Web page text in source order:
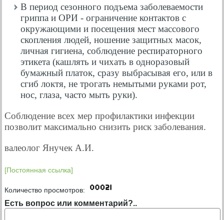
В период сезонного подъема заболеваемости
гриппа и ОРИ - ограничение контактов с
окружающими и посещения мест массового
скопления людей, ношение защитных масок,
личная гигиена, соблюдение респираторного
этикета (кашлять и чихать в одноразовый
бумажный платок, сразу выбрасывая его, или в
сгиб локтя, не трогать немытыми руками рот,
нос, глаза, часто мыть руки).
Соблюдение всех мер профилактики инфекции
позволит максимально снизить риск заболевания.
валеолог Янучек А.И.
[Постоянная ссылка]
Количество просмотров:
Есть вопрос или комментарий?..